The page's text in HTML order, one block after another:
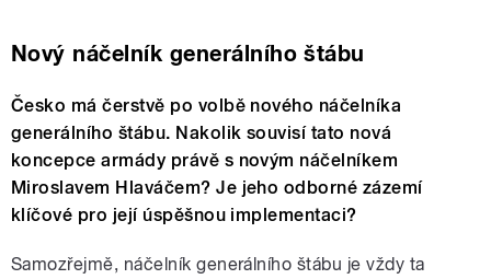
Nový náčelník generálního štábu
Česko má čerstvě po volbě nového náčelníka
generálního štábu. Nakolik souvisí tato nová
koncepce armády právě s novým náčelníkem
Miroslavem Hlaváčem? Je jeho odborné zázemí
klíčové pro její úspěšnou implementaci?
Samozřejmě, náčelník generálního štábu je vždy ta